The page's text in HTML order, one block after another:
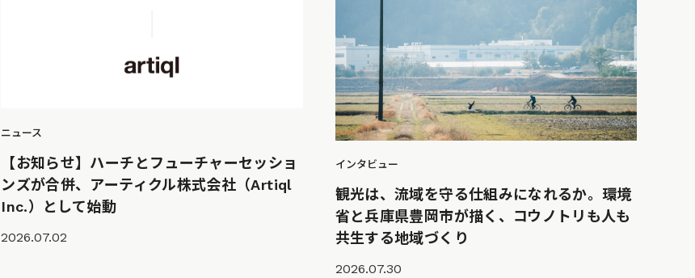
ニュース
【お知らせ】ハーチとフューチャーセッショ
ンズが合併、アーティクル株式会社（Artiql
Inc.）として始動
2026.07.02
インタビュー
観光は、流域を守る仕組みになれるか。環境
省と兵庫県豊岡市が描く、コウノトリも人も
共生する地域づくり
2026.07.30